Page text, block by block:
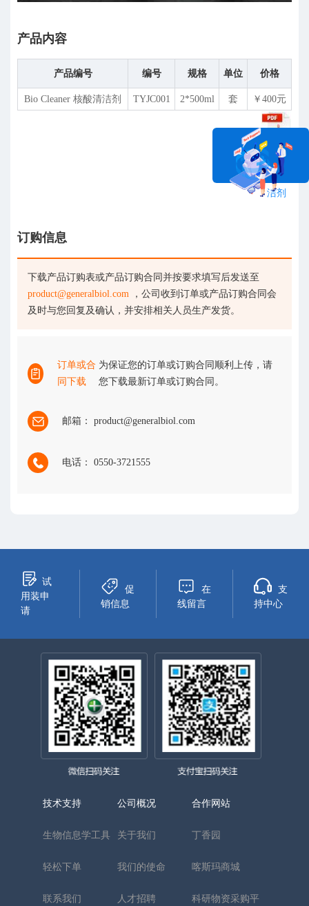
产品内容
产品编号 编号 规格 单位 价格
Bio Cleaner 核酸清洁剂 TYJC001 2*500ml 套 ￥400元
说明书
A-Bio
Cleaner
核酸清
洁剂
订购信息
下载产品订购表或产品订购合同并按要求填写后发送至
product@generalbiol.com ，公司收到订单或产品订购合同会
及时与您回复及确认，并安排相关人员生产发货。
订单或合
同下载
为保证您的订单或订购合同顺利上传，请
您下载最新订单或订购合同。
邮箱： product@generalbiol.com
电话： 0550-3721555
试
用装申
请
促
销信息
在
线留言
支
持中心
技术支持
生物信息学工具
轻松下单
联系我们
公司概况
关于我们
我们的使命
人才招聘
合作网站
丁香园
喀斯玛商城
科研物资采购平